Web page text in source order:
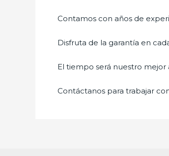
Contamos con años de
Disfruta de la garantía en
El tiempo será nuestro mejor
Contáctanos para trabajar